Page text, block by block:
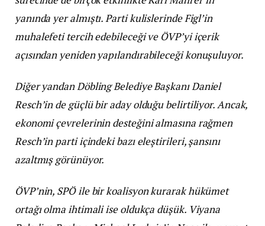
yanında yer almıştı. Parti kulislerinde Figl’in
muhalefeti tercih edebileceği ve ÖVP’yi içerik
açısından yeniden yapılandırabileceği konuşuluyor.
Diğer yandan Döbling Belediye Başkanı Daniel
Resch’in de güçlü bir aday olduğu belirtiliyor. Ancak,
ekonomi çevrelerinin desteğini almasına rağmen
Resch’in parti içindeki bazı eleştirileri, şansını
azaltmış görünüyor.
ÖVP’nin, SPÖ ile bir koalisyon kurarak hükümet
ortağı olma ihtimali ise oldukça düşük. Viyana